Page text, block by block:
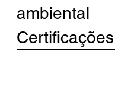
ambiental